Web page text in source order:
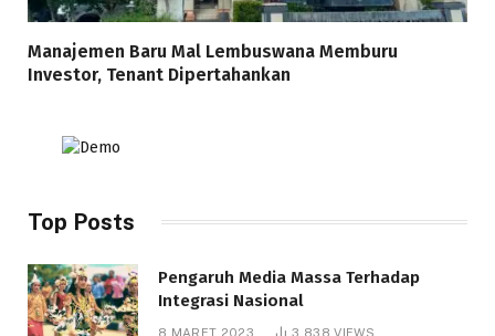
Manajemen Baru Mal Lembuswana Memburu
Investor, Tenant Dipertahankan
Top Posts
Pengaruh Media Massa Terhadap
Integrasi Nasional
8 MARET 2023 3,838VIEWS